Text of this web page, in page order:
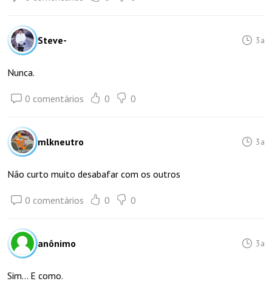
Steve- 3a
Nunca.
0 comentários 0 0
mlkneutro 3a
Não curto muito desabafar com os outros
0 comentários 0 0
anônimo 3a
Sim... E como.